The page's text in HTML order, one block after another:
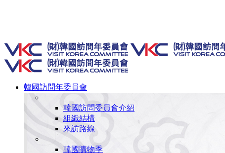
韓國訪問年委員會
韓國訪問委員會介紹
組織結構
來訪路線
韓國購物季